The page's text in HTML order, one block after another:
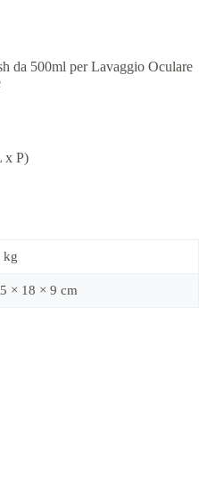
da 500ml per Lavaggio Oculare
x P)
kg
× 18 × 9 cm